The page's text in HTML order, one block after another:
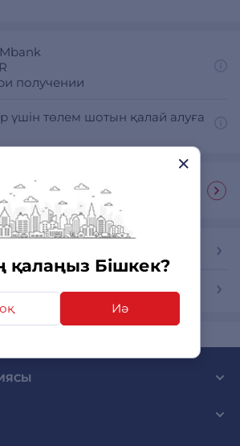
қалаңыз Бішкек?
Иә
получении
үшін төлем шотын қалай алуға
гиді
задаваемые вопросы
бұрағыштар
бұрағыштар MAKITA